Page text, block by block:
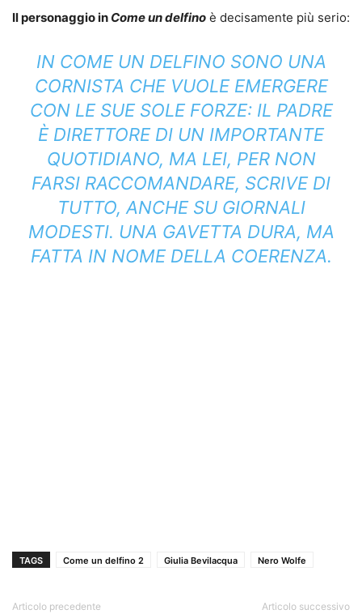
Il personaggio in Come un delfino è decisamente più serio:
IN COME UN DELFINO SONO UNA
CORNISTA CHE VUOLE EMERGERE
CON LE SUE SOLE FORZE: IL PADRE
È DIRETTORE DI UN IMPORTANTE
QUOTIDIANO, MA LEI, PER NON
FARSI RACCOMANDARE, SCRIVE DI
TUTTO, ANCHE SU GIORNALI
MODESTI. UNA GAVETTA DURA, MA
FATTA IN NOME DELLA COERENZA.
TAGS Come un delfino 2 Giulia Bevilacqua Nero Wolfe
Articolo precedente Articolo successivo